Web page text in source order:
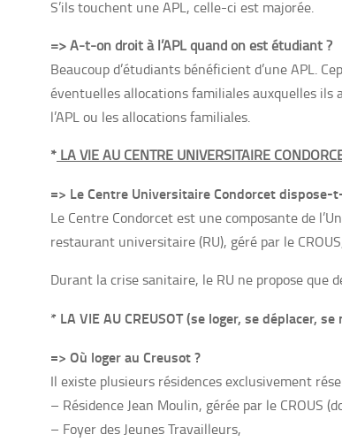
S’ils touchent une APL, celle-ci est majorée.
=> A-t-on droit à l’APL quand on est étudiant ?
Beaucoup d’étudiants bénéficient d’une APL.
éventuelles allocations familiales auxquelles ils
l’APL ou les allocations familiales.
* LA VIE AU CENTRE UNIVERSITAIRE
=> Le Centre Universitaire Condorcet dispose-
Le Centre Condorcet est une composante de
restaurant universitaire (RU), géré par le
Durant la crise sanitaire, le RU ne propose que
* LA VIE AU CREUSOT (se loger, se déplacer,
=> Où loger au Creusot ?
Il existe plusieurs résidences exclusivement
– Résidence Jean Moulin, gérée par le CROUS
– Foyer des Jeunes Travailleurs,